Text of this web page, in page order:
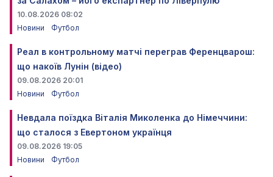
10.08.2026 08:02
Новини
Футбол
Реал в контрольному матчі переграв Ференцварош:
що накоїв Лунін (відео)
09.08.2026 20:01
Новини
Футбол
Невдала поїздка Віталія Миколенка до Німеччини:
що сталося з Евертоном українця
09.08.2026 19:05
Новини
Футбол